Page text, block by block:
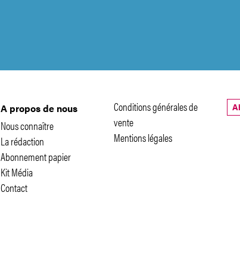
A propos de nous
Nous connaître
La rédaction
Abonnement papier
Kit Média
Contact
Conditions générales de
vente
Mentions légales